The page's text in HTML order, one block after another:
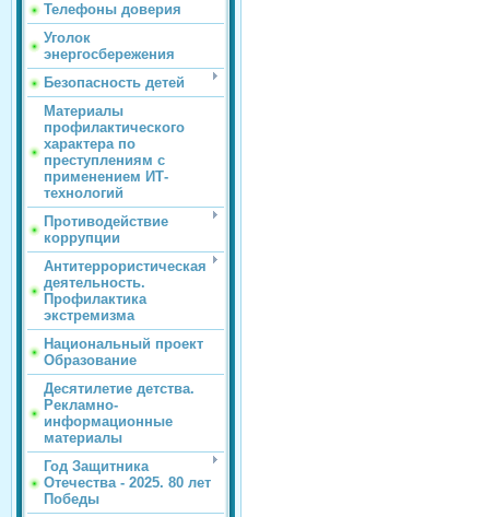
Телефоны доверия
Уголок
энергосбережения
Безопасность детей
Материалы
профилактического
характера по
преступлениям с
применением ИТ-
технологий
Противодействие
коррупции
Антитеррористическая
деятельность.
Профилактика
экстремизма
Национальный проект
Образование
Десятилетие детства.
Рекламно-
информационные
материалы
Год Защитника
Отечества - 2025. 80 лет
Победы